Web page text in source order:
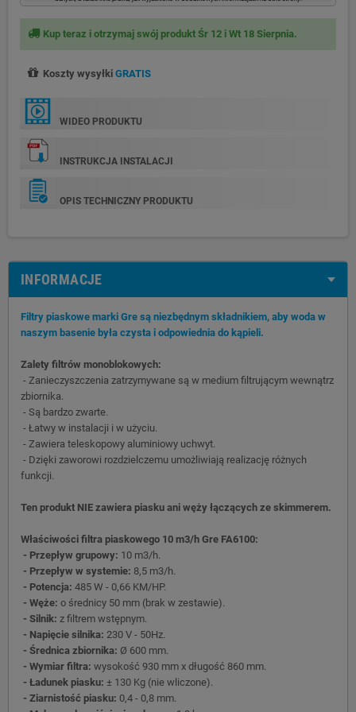
Kup teraz i otrzymaj swój produkt Śr 12 i Wt 18 Sierpnia.
Koszty wysyłki GRATIS
WIDEO PRODUKTU
INSTRUKCJA INSTALACJI
OPIS TECHNICZNY PRODUKTU
INFORMACJE
Filtry piaskowe marki Gre są niezbędnym składnikiem, aby woda w
naszym basenie była czysta i odpowiednia do kąpieli.
Zalety filtrów monoblokowych:
- Zanieczyszczenia zatrzymywane są w medium filtrującym wewnątrz
zbiornika.
- Są bardzo zwarte.
- Łatwy w instalacji i w użyciu.
- Zawiera teleskopowy aluminiowy uchwyt.
- Dzięki zaworowi rozdzielczemu umożliwiają realizację różnych
funkcji.
Ten produkt NIE zawiera piasku ani węży łączących ze skimmerem.
Właściwości filtra piaskowego 10 m3/h Gre FA6100:
- Przepływ grupowy: 10 m3/h.
- Przepływ w systemie: 8,5 m3/h.
- Potencja: 485 W - 0,66 KM/HP.
- Węże: o średnicy 50 mm (brak w zestawie).
- Silnik: z filtrem wstępnym.
- Napięcie silnika: 230 V - 50Hz.
- Średnica zbiornika: Ø 600 mm.
- Wymiar filtra: wysokość 930 mm x długość 860 mm.
- Ładunek piasku: ± 130 Kg (nie wliczone).
- Ziarnistość piasku: 0,4 ​​- 0,8 mm.